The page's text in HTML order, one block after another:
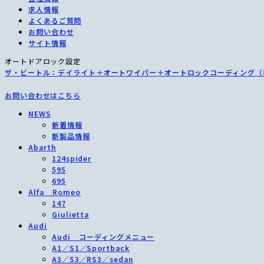
求人情報
よくあるご質問
お問い合わせ
サイト情報
オートドアロック設定
ザ・ビートル：デイライト＋オートワイパー＋オートロックコーディング（
お問い合わせはこちら
NEWS
新着情報
新製品情報
Abarth
124spider
595
695
Alfa Romeo
147
Giulietta
Audi
Audi コーディングメニュー
A1／S1／Sportback
A3／S3／RS3／sedan